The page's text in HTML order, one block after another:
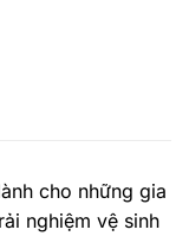
cho những gia
nghiệm vệ sinh